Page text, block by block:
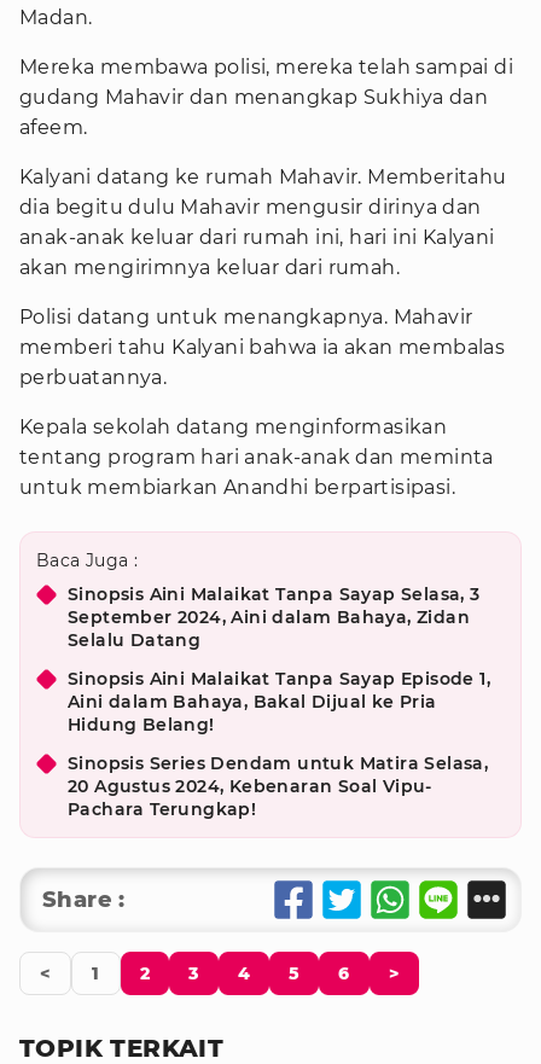
Madan.
Mereka membawa polisi, mereka telah sampai di
gudang Mahavir dan menangkap Sukhiya dan
afeem.
Kalyani datang ke rumah Mahavir. Memberitahu
dia begitu dulu Mahavir mengusir dirinya dan
anak-anak keluar dari rumah ini, hari ini Kalyani
akan mengirimnya keluar dari rumah.
Polisi datang untuk menangkapnya. Mahavir
memberi tahu Kalyani bahwa ia akan membalas
perbuatannya.
Kepala sekolah datang menginformasikan
tentang program hari anak-anak dan meminta
untuk membiarkan Anandhi berpartisipasi.
Baca Juga :
Sinopsis Aini Malaikat Tanpa Sayap Selasa, 3
September 2024, Aini dalam Bahaya, Zidan
Selalu Datang
Sinopsis Aini Malaikat Tanpa Sayap Episode 1,
Aini dalam Bahaya, Bakal Dijual ke Pria
Hidung Belang!
Sinopsis Series Dendam untuk Matira Selasa,
20 Agustus 2024, Kebenaran Soal Vipu-
Pachara Terungkap!
Share :
< 1 2 3 4 5 6 >
TOPIK TERKAIT